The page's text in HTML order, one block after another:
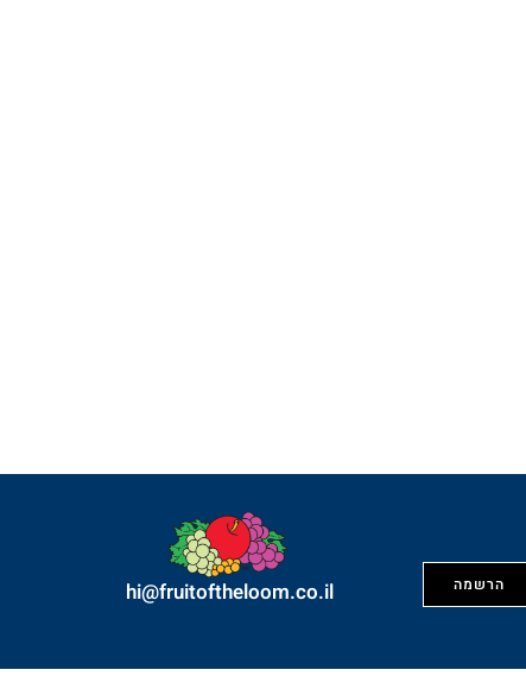
hi@fruitoftheloom.co.il